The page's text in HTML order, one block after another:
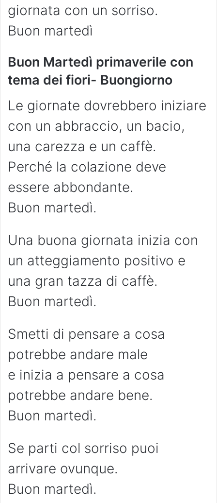
giornata con un sorriso.
Buon martedì
Buon Martedì primaverile con
tema dei fiori- Buongiorno
Le giornate dovrebbero iniziare
con un abbraccio, un bacio,
una carezza e un caffè.
Perché la colazione deve
essere abbondante.
Buon martedì.
Una buona giornata inizia con
un atteggiamento positivo e
una gran tazza di caffè.
Buon martedì.
Smetti di pensare a cosa
potrebbe andare male
e inizia a pensare a cosa
potrebbe andare bene.
Buon martedì.
Se parti col sorriso puoi
arrivare ovunque.
Buon martedì.